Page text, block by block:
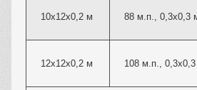
10х12х0,2 м 88 м.п., 0,3х0,3
12х12х0,2 м 108 м.п.,